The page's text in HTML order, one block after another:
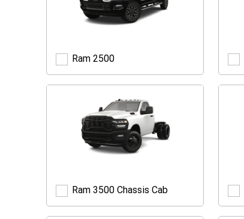
Ram 2500
Ram
2500
Ram 3500 Chassis Cab
Ram
3500